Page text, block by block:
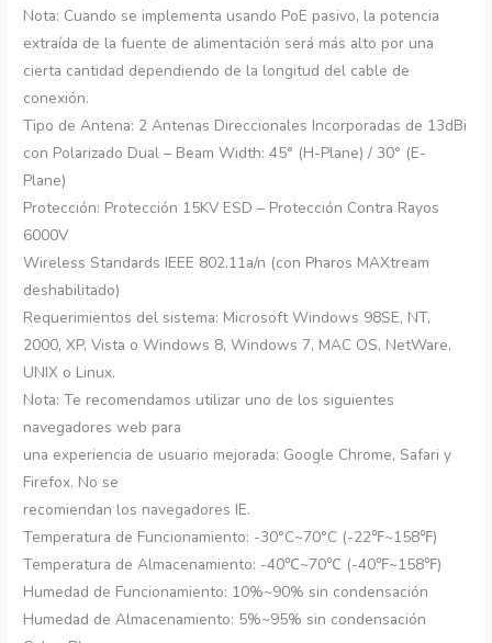
Nota: Cuando se implementa usando PoE pasivo, la potencia
extraída de la fuente de alimentación será más alto por una
cierta cantidad dependiendo de la longitud del cable de
conexión.
Tipo de Antena: 2 Antenas Direccionales Incorporadas de 13dBi
con Polarizado Dual – Beam Width: 45° (H-Plane) / 30° (E-
Plane)
Protección: Protección 15KV ESD – Protección Contra Rayos
6000V
Wireless Standards IEEE 802.11a/n (con Pharos MAXtream
deshabilitado)
Requerimientos del sistema: Microsoft Windows 98SE, NT,
2000, XP, Vista o Windows 8, Windows 7, MAC OS, NetWare,
UNIX o Linux.
Nota: Te recomendamos utilizar uno de los siguientes
navegadores web para
una experiencia de usuario mejorada: Google Chrome, Safari y
Firefox. No se
recomiendan los navegadores IE.
Temperatura de Funcionamiento: -30°C~70°C (-22℉~158℉)
Temperatura de Almacenamiento: -40℃~70℃ (-40℉~158℉)
Humedad de Funcionamiento: 10%~90% sin condensación
Humedad de Almacenamiento: 5%~95% sin condensación